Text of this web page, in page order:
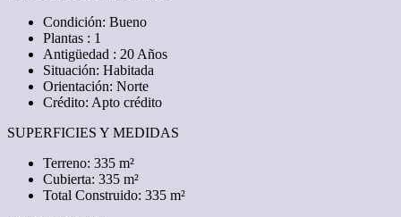
Condición: Bueno
Plantas : 1
Antigüedad : 20 Años
Situación: Habitada
Orientación: Norte
Crédito: Apto crédito
SUPERFICIES Y MEDIDAS
Terreno: 335 m²
Cubierta: 335 m²
Total Construido: 335 m²